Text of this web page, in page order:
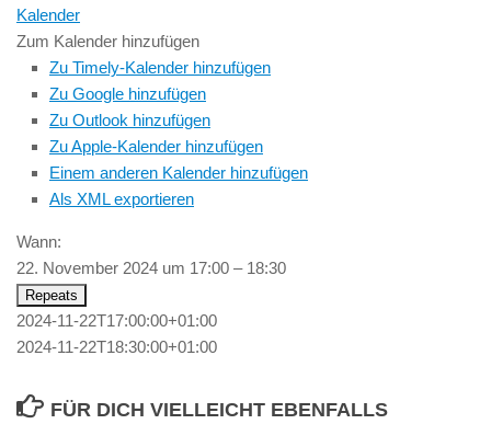
Kalender
Zum Kalender hinzufügen
Zu Timely-Kalender hinzufügen
Zu Google hinzufügen
Zu Outlook hinzufügen
Zu Apple-Kalender hinzufügen
Einem anderen Kalender hinzufügen
Als XML exportieren
Wann:
22. November 2024 um 17:00 – 18:30
Repeats
2024-11-22T17:00:00+01:00
2024-11-22T18:30:00+01:00
FÜR DICH VIELLEICHT EBENFALLS